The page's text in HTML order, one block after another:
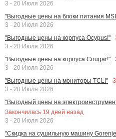
3 - 20 Июля 2026
"Выгодные цены на блоки питания
3 - 20 Июля 2026
"Выгодные цены на корпуса Ocypus!"
3 - 20 Июля 2026
"Выгодные цены на корпуса Cougar!"
3 - 20 Июля 2026
"Выгодные цены на мониторы TCL!"
3 - 20 Июля 2026
"Выгодный цены на
Закончилась 19 дней назад
3 - 20 Июля 2026
"Скидка на сушильную машину